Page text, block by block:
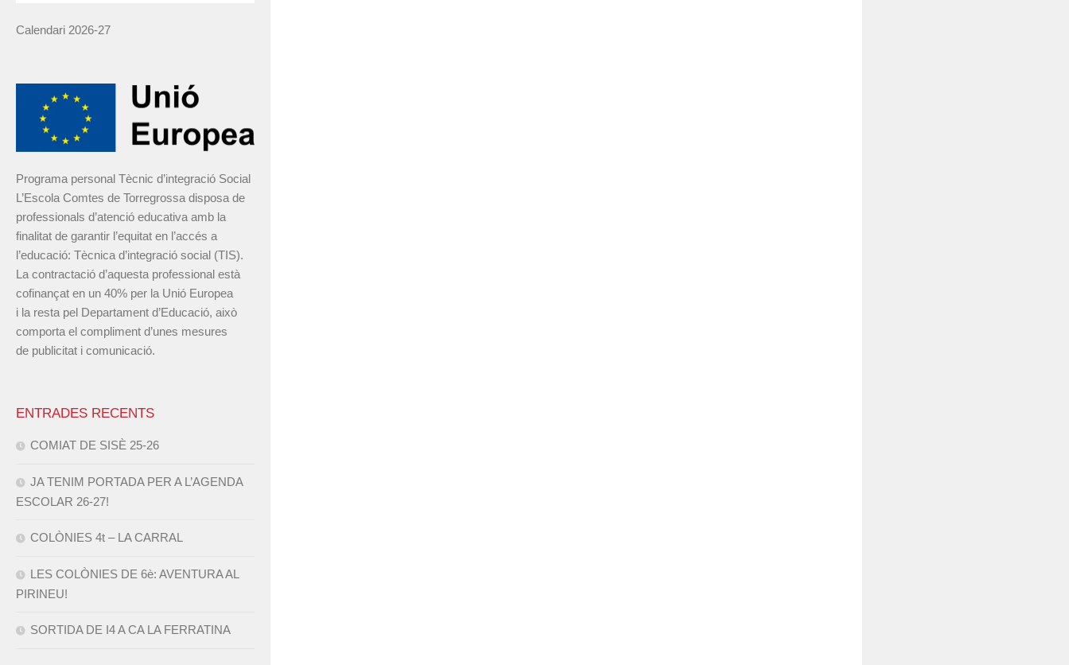
Calendari 2026-27
Programa personal Tècnic d’integració Social
L’Escola Comtes de Torregrossa disposa de
professionals d’atenció educativa amb la
finalitat de garantir l’equitat en l’accés a
l’educació: Tècnica d’integració social (TIS).
La contractació d’aquesta professional està
cofinançat en un 40% per la Unió Europea
i la resta pel Departament d’Educació, això
comporta el compliment d’unes mesures
de publicitat i comunicació.
ENTRADES RECENTS
COMIAT DE SISÈ 25-26
JA TENIM PORTADA PER A L’AGENDA
ESCOLAR 26-27!
COLÒNIES 4t – LA CARRAL
LES COLÒNIES DE 6è: AVENTURA AL
PIRINEU!
SORTIDA DE I4 A CA LA FERRATINA